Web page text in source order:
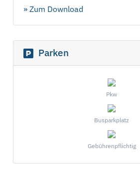
» Zum Download
Parken
Pkw
Busparkplatz
Gebührenpflichtig